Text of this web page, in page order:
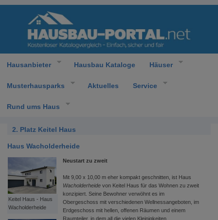
Hausanbieter Hausbau Kataloge Häuser
Musterhausparks Aktuelles Service
Rund ums Haus
2. Platz Keitel Haus
Haus Wacholderheide
Keitel Haus - Haus
Wacholderheide
Neustart zu zweit
Mit 9,00 x 10,00 m eher kompakt geschnitten, ist Haus
Wacholderheide von Keitel Haus für das Wohnen zu zweit
konzipiert. Seine Bewohner verwöhnt es im
Obergeschoss mit verschiedenen Wellnessangeboten, im
Erdgeschoss mit hellen, offenen Räumen und einem
Raumteiler, in dem all die vielen Kleinigkeiten